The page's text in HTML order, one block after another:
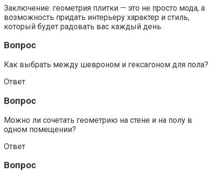
Заключение: геометрия плитки — это не просто мода, а
возможность придать интерьеру характер и стиль,
который будет радовать вас каждый день.
Вопрос
Как выбрать между шевроном и гексагоном для пола?
Ответ
Вопрос
Можно ли сочетать геометрию на стене и на полу в
одном помещении?
Ответ
Вопрос